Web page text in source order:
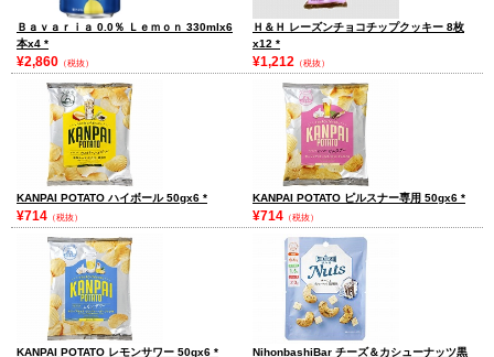
Ｂａｖａｒｉａ 0.0％ Ｌｅｍｏｎ 330mlx6
本x4 *
¥2,860 （税抜）
Ｈ＆Ｈ レーズンチョコチップクッキー 8枚
x12 *
¥1,212 （税抜）
KANPAI POTATO ハイボール 50gx6 *
¥714 （税抜）
KANPAI POTATO ピルスナー専用 50gx6 *
¥714 （税抜）
KANPAI POTATO レモンサワー 50gx6 *
NihonbashiBar チーズ＆カシューナッツ黒